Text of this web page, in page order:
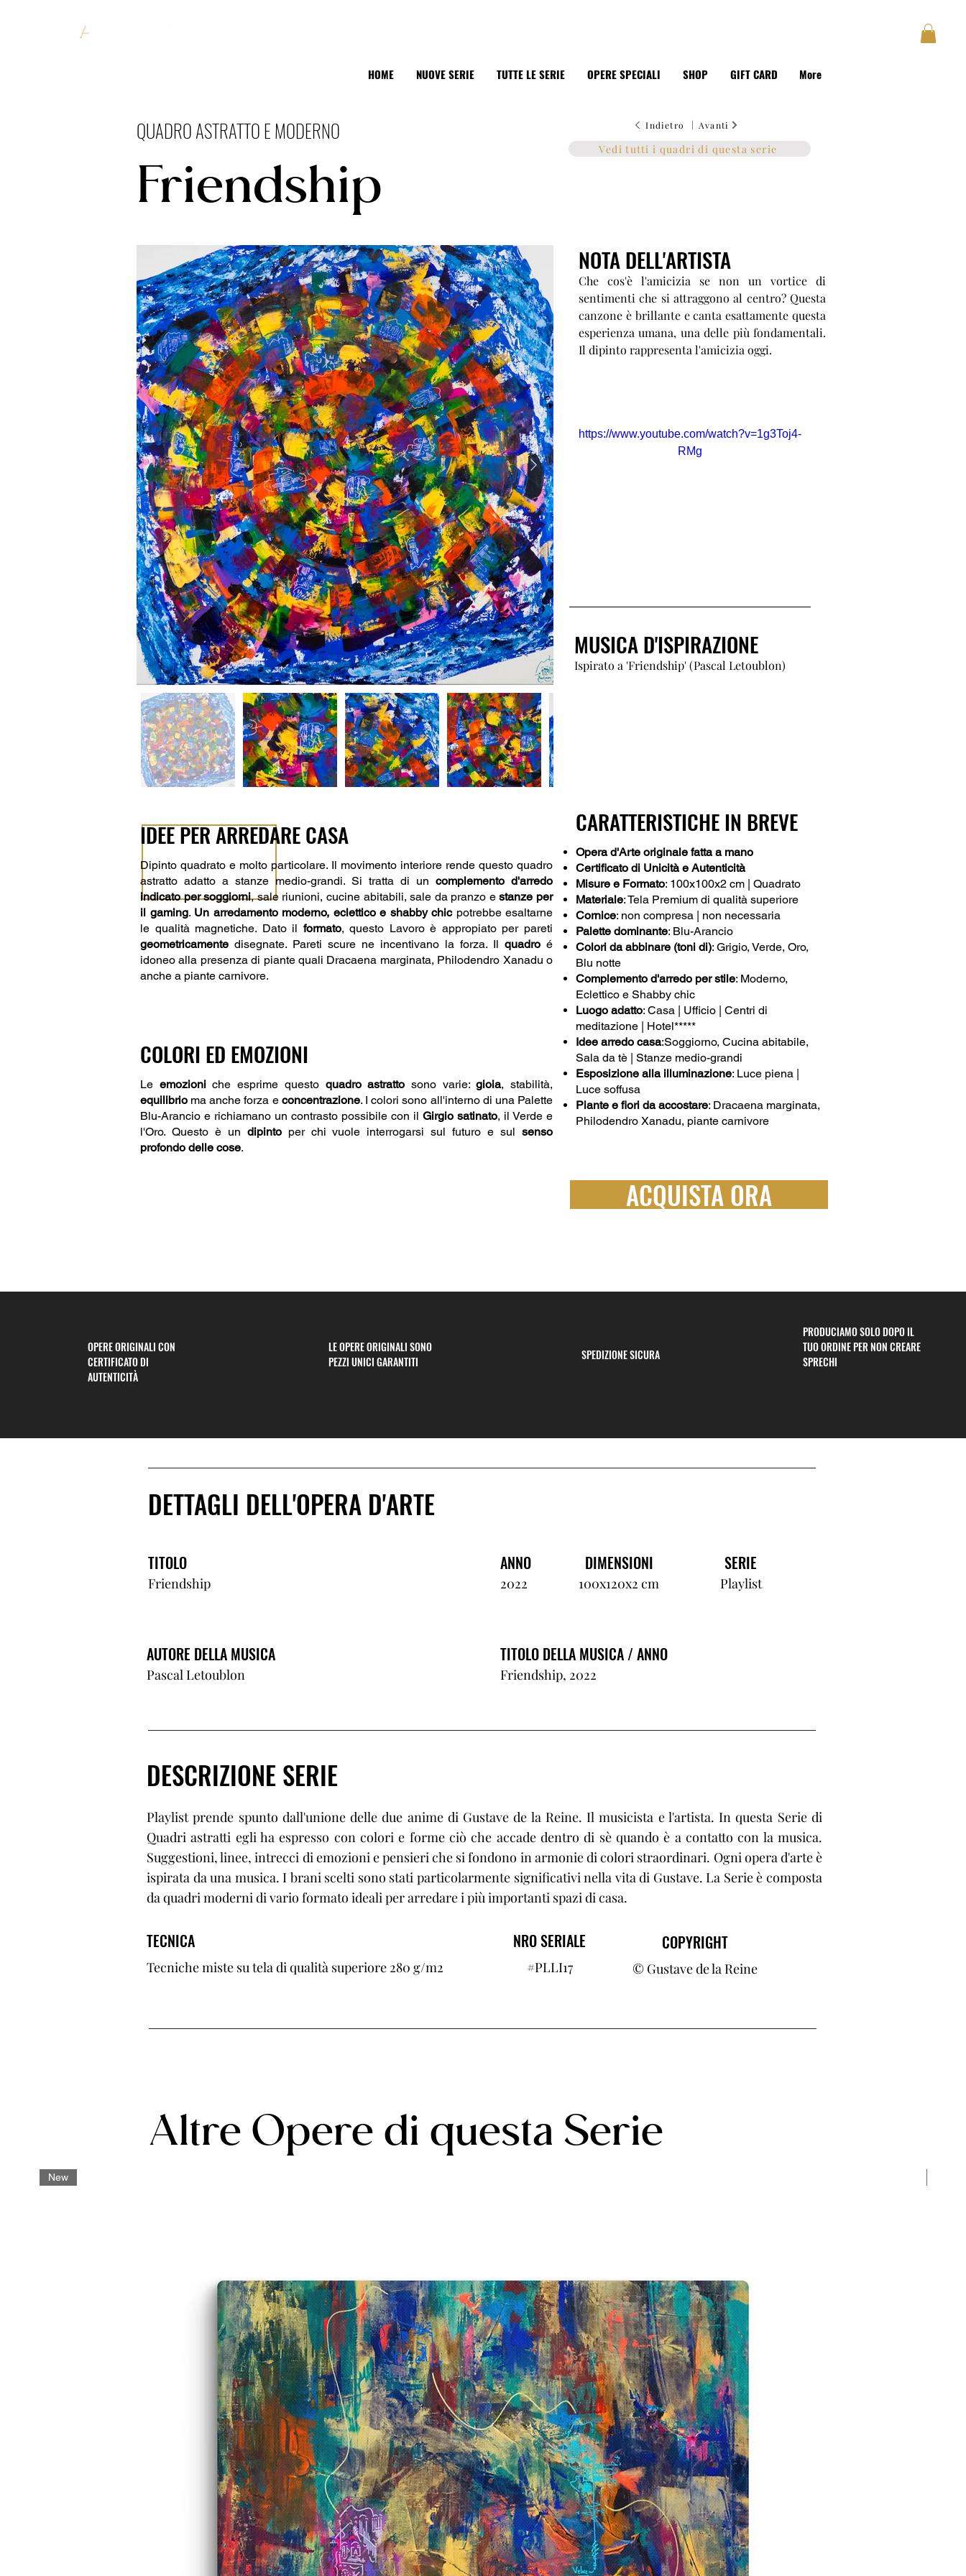
HOME NUOVE SERIE TUTTE LE SERIE OPERE SPECIALI SHOP GIFT CARD More
QUADRO ASTRATTO E MODERNO Indietro | Avanti
Vedi tutti i quadri di questa serie
Friendship
Che cos'è l'amicizia se non un vortice di
sentimenti che si attraggono al centro? Questa
canzone è brillante e canta esattamente questa
esperienza umana, una delle più fondamentali.
Il dipinto rappresenta l'amicizia oggi.
NOTA DELL'ARTISTA
Ispirato a 'Friendship' (Pascal Letoublon)
MUSICA D'ISPIRAZIONE
https://www.youtube.com/watch?v=1g3Toj4-
RMg
IDEE PER ARREDARE CASA
Dipinto quadrato e molto particolare. Il movimento interiore rende questo quadro
astratto adatto a stanze medio-grandi. Si tratta di un complemento d'arredo
indicato per soggiorni, sale riunioni, cucine abitabili, sale da pranzo estanze per
il gaming. Un arredamento moderno, eclettico e shabby chicpotrebbe esaltarne
le qualità magnetiche. Dato il formato, questo Lavoro è appropiato per pareti
geometricamente disegnate. Pareti scure ne incentivano la forza. Il quadro é
idoneo alla presenza di piante quali Dracaena marginata, Philodendro Xanadu o
anche a piante carnivore.
COLORI ED EMOZIONI
Le emozioni che esprime questo quadro astratto sono varie:gioia, stabilità,
equilibrio ma anche forza e concentrazione. I colori sono all'interno di una Palette
Blu-Arancio e richiamano un contrasto possibile con il Girgio satinato, il Verde e
l'Oro. Questo è un dipintoper chi vuole interrogarsi sul futuro e sulsenso
profondo delle cose.
CARATTERISTICHE IN BREVE
Opera d'Arte originale fatta a mano
Certificato di Unicità e Autenticità
Misure e Formato: 100x100x2 cm | Quadrato
Materiale: Tela Premium di qualità superiore
Cornice: non compresa | non necessaria
Palette dominante: Blu-Arancio
Colori da abbinare (toni di): Grigio, Verde, Oro,
Blu notte
Complemento d'arredo per stile: Moderno,
Eclettico e Shabby chic
Luogo adatto: Casa | Ufficio | Centri di
meditazione | Hotel*****
Idee arredo casa:Soggiorno, Cucina abitabile,
Sala da tè | Stanze medio-grandi
Esposizione alla illuminazione: Luce piena |
Luce soffusa
Piante e fiori da accostare: Dracaena marginata,
Philodendro Xanadu, piante carnivore
ACQUISTA ORA
OPERE ORIGINALI CON
CERTIFICATO DI
AUTENTICITÀ
LE OPERE ORIGINALI SONO
PEZZI UNICI GARANTITI
SPEDIZIONE SICURA
PRODUCIAMO SOLO DOPO IL
TUO ORDINE PER NON CREARE
SPRECHI
DETTAGLI DELL'OPERA D'ARTE
TITOLO
Friendship
AUTORE DELLA MUSICA
Pascal Letoublon
ANNO
2022
DIMENSIONI
100x120x2 cm
SERIE
Playlist
TITOLO DELLA MUSICA / ANNO
Friendship, 2022
DESCRIZIONE SERIE
Playlist prende spunto dall'unione delle due anime di Gustave de la Reine. Il musicista e l'artista. In questa Serie di
Quadri astratti egli ha espresso con colori e forme ciò che accade dentro di sè quando è a contatto con la musica.
Suggestioni, linee, intrecci di emozioni e pensieri che si fondono in armonie di colori straordinari. Ogni opera d'arte è
ispirata da una musica. I brani scelti sono stati particolarmente significativi nella vita di Gustave. La Serie è composta
da quadri moderni di vario formato ideali per arredare i più importanti spazi di casa.
TECNICA
Tecniche miste su tela di qualità superiore 280 g/m2
NRO SERIALE
#PLLI17
COPYRIGHT
© Gustave de la Reine
Altre Opere di questa Serie
New